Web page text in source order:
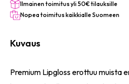
Ilmainen toimitus yli 50€ tilauksille
Nopea toimitus kaikkialle Suomeen
Kuvaus
Premium Lipgloss erottuu muista